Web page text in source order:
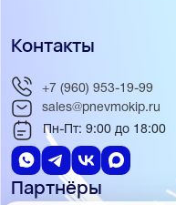
Партнёры
Контакты
+7 (960) 953-19-99
sales@pnevmokip.ru
Пн-Пт: 9:00 до 18:00